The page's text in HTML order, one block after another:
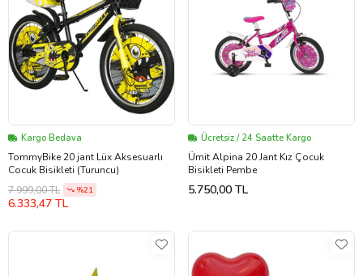
Kargo Bedava
TommyBike 20 jant Lüx Aksesuarlı
Cocuk Bisikleti (Turuncu)
7.999,00 TL
%21
6.333,47 TL
Ücretsiz / 24 Saatte Kargo
Ümit Alpina 20 Jant Kız Çocuk
Bisikleti Pembe
5.750,00 TL